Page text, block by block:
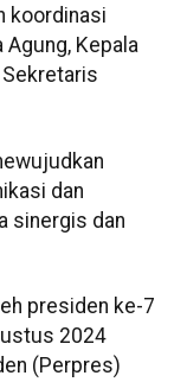
koordinasi
Kepala
Sekretaris
dan
sinergis dan
presiden ke-7
2024
(Perpres)